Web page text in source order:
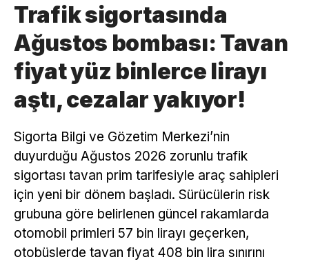
Trafik sigortasında
Ağustos bombası: Tavan
fiyat yüz binlerce lirayı
aştı, cezalar yakıyor!
Sigorta Bilgi ve Gözetim Merkezi’nin
duyurduğu Ağustos 2026 zorunlu trafik
sigortası tavan prim tarifesiyle araç sahipleri
için yeni bir dönem başladı. Sürücülerin risk
grubuna göre belirlenen güncel rakamlarda
otomobil primleri 57 bin lirayı geçerken,
otobüslerde tavan fiyat 408 bin lira sınırını